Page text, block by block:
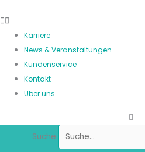
Karriere
News & Veranstaltungen
Kundenservice
Kontakt
Über uns
Suche